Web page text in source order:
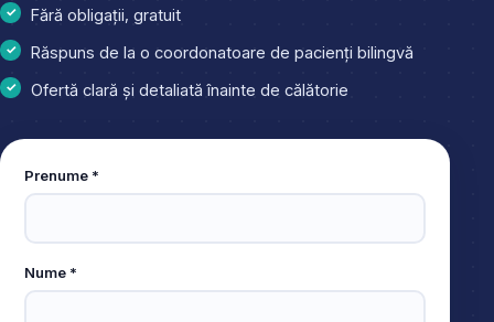
Fără obligații, gratuit
Răspuns de la o coordonatoare de pacienți bilingvă
Ofertă clară și detaliată înainte de călătorie
Leave
this
field
empty
Prenume *
Nume *